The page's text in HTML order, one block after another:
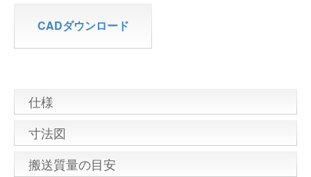
CADダウンロード
仕様
寸法図
搬送質量の目安